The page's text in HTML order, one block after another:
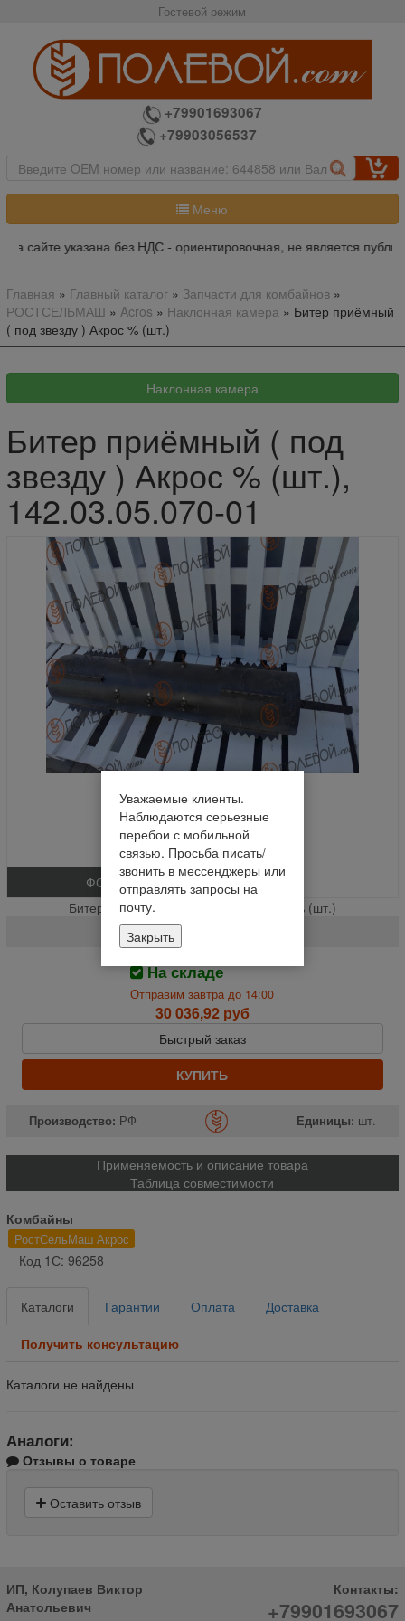
Гостевой режим
+79901693067
+79903056537
Меню
сайте указана без НДС - ориентировочная, не является
Главная » Главный каталог» Запчасти для комбайнов»
РОСТСЕЛЬМАШ » Acros » Наклонная камера » Битер приёмный
( под звезду ) Акрос % (шт.)
Битер приёмный ( под
звезду ) Акрос % (шт.),
142.03.05.070-01
ФОТО
Битер приёмный ( под звезду ) Акрос % (шт.)
142.03.05.070-01
На складе
Отправим завтра до 14:00
30 036,92 руб
Быстрый заказ
КУПИТЬ
Производство: РФ Единицы: шт.
Применяемость и описание товара
Таблица совместимости
Комбайны
РостСельМаш Акрос
Код 1С: 96258
Каталоги Гарантии Оплата Доставка
Получить консультацию
Каталоги не найдены
Аналоги:
Отзывы о товаре
Оставить отзыв
ИП, Колупаев Виктор
Анатольевич
Контакты:
+79901693067
Уважаемые клиенты.
Наблюдаются серьезные
перебои с мобильной
связью. Просьба писать/
звонить в мессенджеры или
отправлять запросы на
почту.
Закрыть